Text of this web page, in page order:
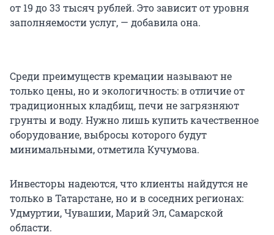
от 19 до 33 тысяч рублей. Это зависит от уровня
заполняемости услуг, — добавила она.
Среди преимуществ кремации называют не
только цены, но и экологичность: в отличие от
традиционных кладбищ, печи не загрязняют
грунты и воду. Нужно лишь купить качественное
оборудование, выбросы которого будут
минимальными, отметила Кучумова.
Инвесторы надеются, что клиенты найдутся не
только в Татарстане, но и в соседних регионах:
Удмуртии, Чувашии, Марий Эл, Самарской
области.